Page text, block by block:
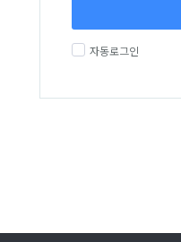
자동로그인